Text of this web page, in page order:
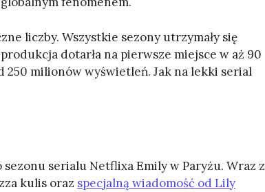
liczby. Wszystkie sezony utrzymały się
dotarła na pierwsze miejsce w aż 90
250 milionów wyświetleń. Jak na lekki serial
serialu Netflixa Emily w Paryżu. Wraz z
kulis oraz specjalną wiadomość od Lily